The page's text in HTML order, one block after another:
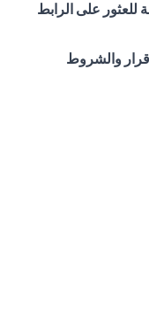
للعثور على الرابط
والشروط